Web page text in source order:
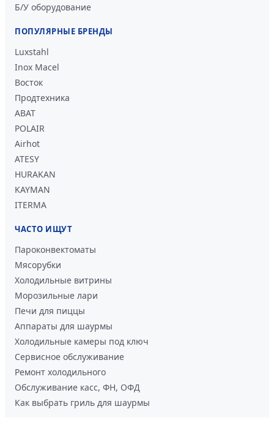
Б/У оборудование
ПОПУЛЯРНЫЕ БРЕНДЫ
Luxstahl
Inox Macel
Восток
Продтехника
ABAT
POLAIR
Airhot
ATESY
HURAKAN
KAYMAN
ITERMA
ЧАСТО ИЩУТ
Пароконвектоматы
Мясорубки
Холодильные витрины
Морозильные лари
Печи для пиццы
Аппараты для шаурмы
Холодильные камеры под ключ
Сервисное обслуживание
Ремонт холодильного
Обслуживание касс, ФН, ОФД
Как выбрать гриль для шаурмы